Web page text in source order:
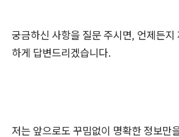
궁금하신 사항을 질문 주시면, 언제든지
하게 답변드리겠습니다.
저는 앞으로도 꾸밈없이 명확한 정보만